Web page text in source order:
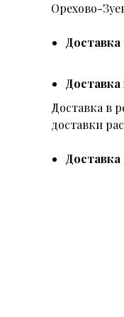
Орехово-
Доставка
Доставка в
доставки